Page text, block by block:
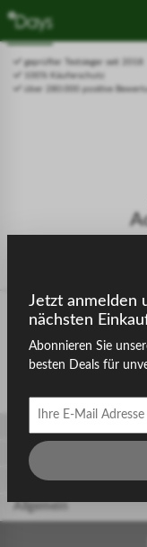
Drücken Sie Alt+1 für den
Bildschirmlesemodus,
Abbrechen
Leitfaden für barrierefreie
Bildschirmlesegeräte,
und Fehlerberichte |
Fenstergeprüfter Testsieger seit 2018
100% Käuferschutz
über 280.000 positive
Die gesuchte
Gastgeber
touriDat Reiseblog
Allgemein
Jetzt anmelden
nächsten
Abonnieren Sie
besten Deals für